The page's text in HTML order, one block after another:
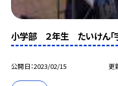
小学部 ２年生 たいけん「
公開日 2023/02/15 更